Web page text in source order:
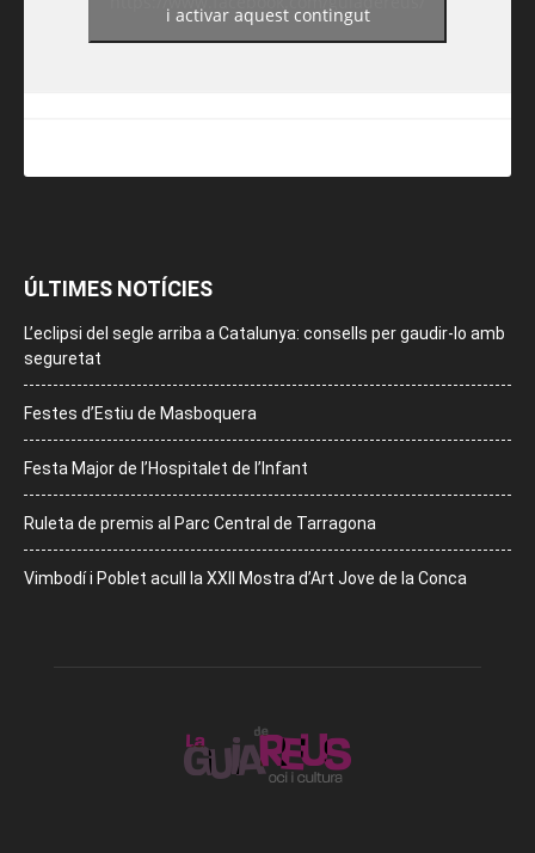
i activar aquest contingut
ÚLTIMES NOTÍCIES
L’eclipsi del segle arriba a Catalunya: consells per gaudir-lo amb
seguretat
Festes d’Estiu de Masboquera
Festa Major de l’Hospitalet de l’Infant
Ruleta de premis al Parc Central de Tarragona
Vimbodí i Poblet acull la XXII Mostra d’Art Jove de la Conca